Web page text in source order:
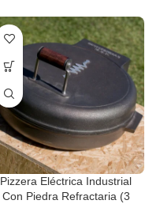
Pizzera Eléctrica Industrial
Con Piedra Refractaria (3